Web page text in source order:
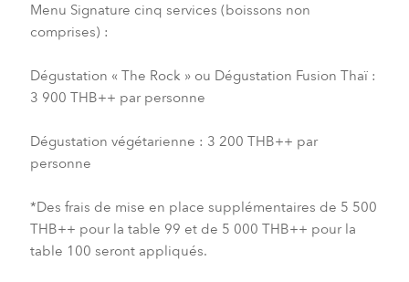
Menu Signature cinq services (boissons non
comprises) :
Dégustation « The Rock » ou Dégustation Fusion Thaï :
3 900 THB++ par personne
Dégustation végétarienne : 3 200 THB++ par
personne
*Des frais de mise en place supplémentaires de 5 500
THB++ pour la table 99 et de 5 000 THB++ pour la
table 100 seront appliqués.